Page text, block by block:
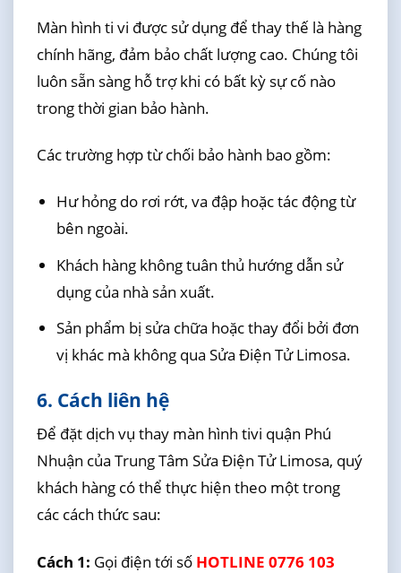
Màn hình ti vi được sử dụng để thay thế là hàng
chính hãng, đảm bảo chất lượng cao. Chúng tôi
luôn sẵn sàng hỗ trợ khi có bất kỳ sự cố nào
trong thời gian bảo hành.
Các trường hợp từ chối bảo hành bao gồm:
Hư hỏng do rơi rớt, va đập hoặc tác động từ
bên ngoài.
Khách hàng không tuân thủ hướng dẫn sử
dụng của nhà sản xuất.
Sản phẩm bị sửa chữa hoặc thay đổi bởi đơn
vị khác mà không qua Sửa Điện Tử Limosa.
6. Cách liên hệ
Để đặt dịch vụ thay màn hình tivi quận Phú
Nhuận của Trung Tâm Sửa Điện Tử Limosa, quý
khách hàng có thể thực hiện theo một trong
các cách thức sau:
Cách 1: Gọi điện tới số HOTLINE 0776 103